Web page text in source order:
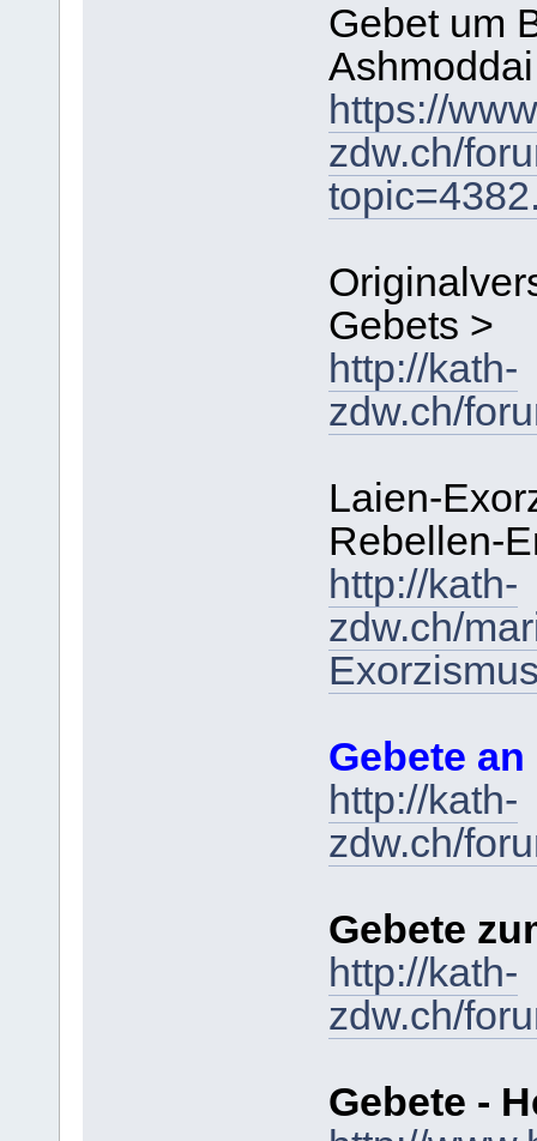
Gebet um
https://
zdw.ch/
Gebets >
http://kath-
zdw.ch/
Laien-
Rebellen-
http://kath-
zdw.ch/
Gebete
http://kath-
zdw.ch/
Gebete
http://kath-
zdw.ch/
Gebete -